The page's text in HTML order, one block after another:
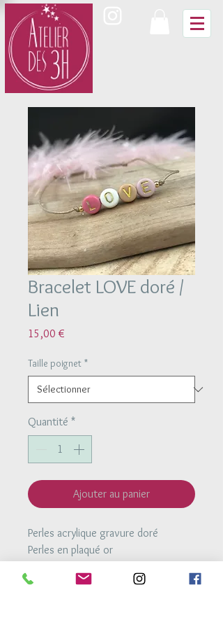
Bracelet LOVE doré /
Lien
15,00 €
Taille poignet *
Quantité *
Ajouter au panier
Perles acrylique gravure doré
Perles en plaqué or
très résistant et ajustable à la taille